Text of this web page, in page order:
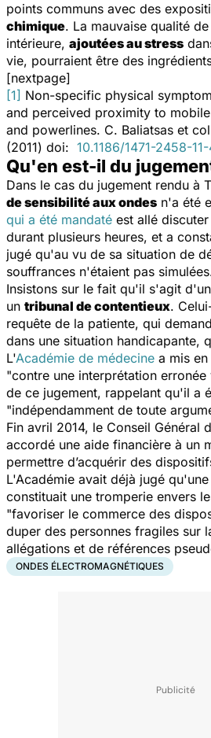
points communs avec des
chimique. La mauvaise qualité
intérieure, ajoutées au stress
vie, pourraient être des
[nextpage]
[1] Non-specific physical
and perceived proximity to
and powerlines. C. Baliatsas et
(2011) doi: 10.1186/1471-2458-11-
Qu'en est-il du
Dans le cas du jugement rendu à
de sensibilité aux ondes n'a été
qui a été mandaté est allé
durant plusieurs heures, et a
jugé qu'au vu de sa situation de
souffrances n'étaient pas
Insistons sur le fait qu'il s'agit
un tribunal de contentieux.
requête de la patiente, qui
dans une situation handicapante,
L'Académie de médecine a mis
"contre une interprétation
de ce jugement, rappelant qu'il a
"indépendamment de toute
Fin avril 2014, le Conseil Général
accordé une aide financière à un
permettre d’acquérir des
L'Académie avait déjà jugé
constituait une tromperie envers
"favoriser le commerce des
duper des personnes fragiles sur
allégations et de références
ONDES ÉLECTROMAGNÉTIQUES